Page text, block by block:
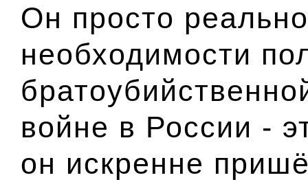
Он просто
необходимости
войне в России -
он искренне